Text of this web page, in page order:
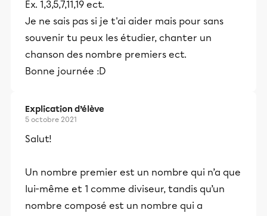
Ex. 1,3,5,7,11,19 ect.
Je ne sais pas si je t'ai aider mais pour sans
souvenir tu peux les étudier, chanter un
chanson des nombre premiers ect.
Bonne journée :D
Explication d’élève
5 octobre 2021
Salut!
Un nombre premier est un nombre qui n’a que
lui-même et 1 comme diviseur, tandis qu’un
nombre composé est un nombre qui a